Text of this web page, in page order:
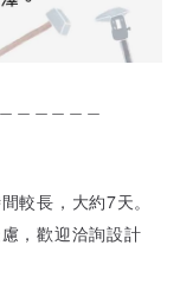
較長，大約7天。
，歡迎洽詢設計